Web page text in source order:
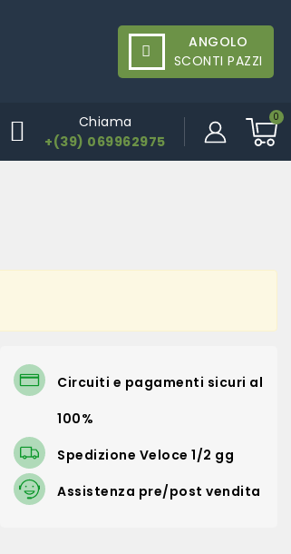
ANGOLO
SCONTI PAZZI
Chiama
+(39) 069962975
Circuiti e pagamenti sicuri al
100%
Spedizione Veloce 1/2 gg
Assistenza pre/post vendita